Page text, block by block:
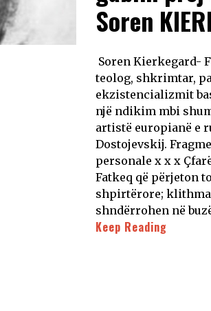
Soren
Soren Kierkegard-
teolog, shkrimtar,
ekzistencializmit
një ndikim mbi
artistë europianë e
Dostojevskij.
personale x x x
Fatkeq që përjeton
shpirtërore;
shndërrohen në
Keep Reading